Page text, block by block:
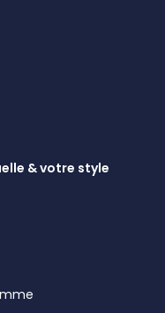
& votre style